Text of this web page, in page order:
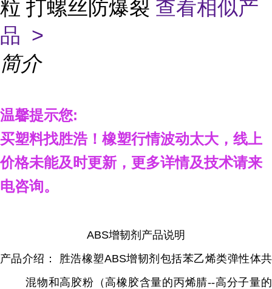
粒 打螺丝防爆裂 查看相似产
品 >
简介
温馨提示您:
买塑料找胜浩！ 橡塑行情波动太大，线上
价格未能及时更新， 更多详情及技术请来
电咨询。
ABS增韧剂产品说明
产品介绍： 胜浩橡塑ABS增韧剂 包括苯乙烯类弹性体共
混物和高胶粉（高橡胶含量的丙烯腈--高分子量的